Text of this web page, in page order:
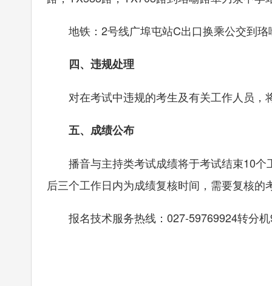
地铁：2号线广埠屯站C出口换乘公交到珞
四、违规处理
对在考试中违规的考生及有关工作人员，
五、成绩公布
播音与主持类考试成绩将于考试结束10个
后三个工作日内为成绩复核时间，需要复核的
报名技术服务热线：027-59769924转分机